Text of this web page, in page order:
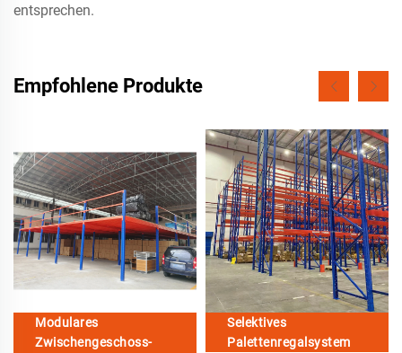
entsprechen.
Empfohlene Produkte
Modulares
Zwischengeschoss-
Selektives
Palettenregalsystem